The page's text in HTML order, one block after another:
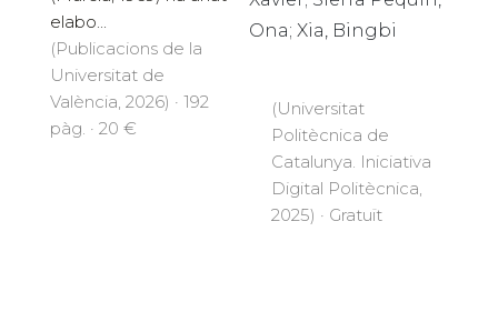
elabo...
(Publicacions de la
Universitat de
València, 2026) · 192
pàg. · 20 €
Ona; Xia, Bingbi
(Universitat
Politècnica de
Catalunya. Iniciativa
Digital Politècnica,
2025) · Gratuït